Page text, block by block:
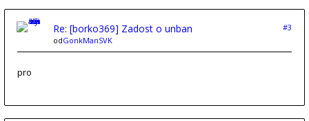
Re: [borko369] Zadost o unban
#3
odGonkManSVK
pro